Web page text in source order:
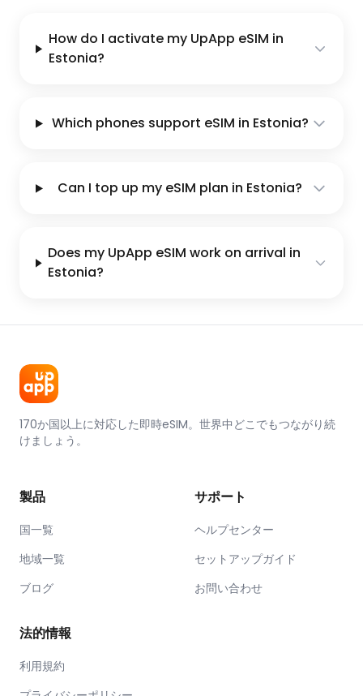
How do I activate my UpApp eSIM in
Estonia?
Which phones support eSIM in Estonia?
Can I top up my eSIM plan in Estonia?
Does my UpApp eSIM work on arrival in
Estonia?
170か国以上に対応した即時eSIM。世界中どこでもつながり続
けましょう。
製品
国一覧
地域一覧
ブログ
サポート
ヘルプセンター
セットアップガイド
お問い合わせ
法的情報
利用規約